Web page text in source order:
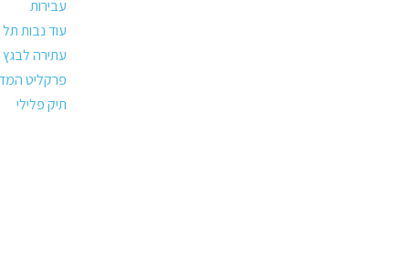
עבירות
עוד נבות תל
עתירה לבגץ
פרקליט
תיק פלילי